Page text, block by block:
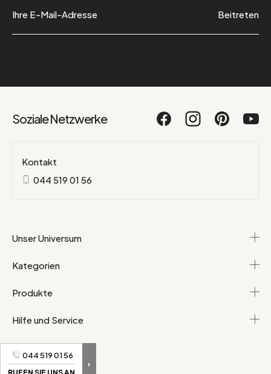
044 519 01 56
RUFEN SIE UNS AN
Beitreten
Soziale Netzwerke
Kontakt
044 519 01 56
Unser Universum
Kategorien
Produkte
Hilfe und Service